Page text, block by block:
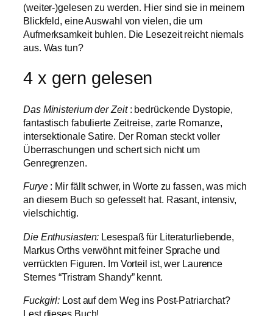
(weiter-)gelesen zu werden. Hier sind sie in meinem
Blickfeld, eine Auswahl von vielen, die um
Aufmerksamkeit buhlen. Die Lesezeit reicht niemals
aus. Was tun?
4 x gern gelesen
Das Ministerium der Zeit : bedrückende Dystopie,
fantastisch fabulierte Zeitreise, zarte Romanze,
intersektionale Satire. Der Roman steckt voller
Überraschungen und schert sich nicht um
Genregrenzen.
Furye : Mir fällt schwer, in Worte zu fassen, was mich
an diesem Buch so gefesselt hat. Rasant, intensiv,
vielschichtig.
Die Enthusiasten: Lesespaß für Literaturliebende,
Markus Orths verwöhnt mit feiner Sprache und
verrückten Figuren. Im Vorteil ist, wer Laurence
Sternes “Tristram Shandy” kennt.
Fuckgirl: Lost auf dem Weg ins Post-Patriarchat?
Lest dieses Buch!